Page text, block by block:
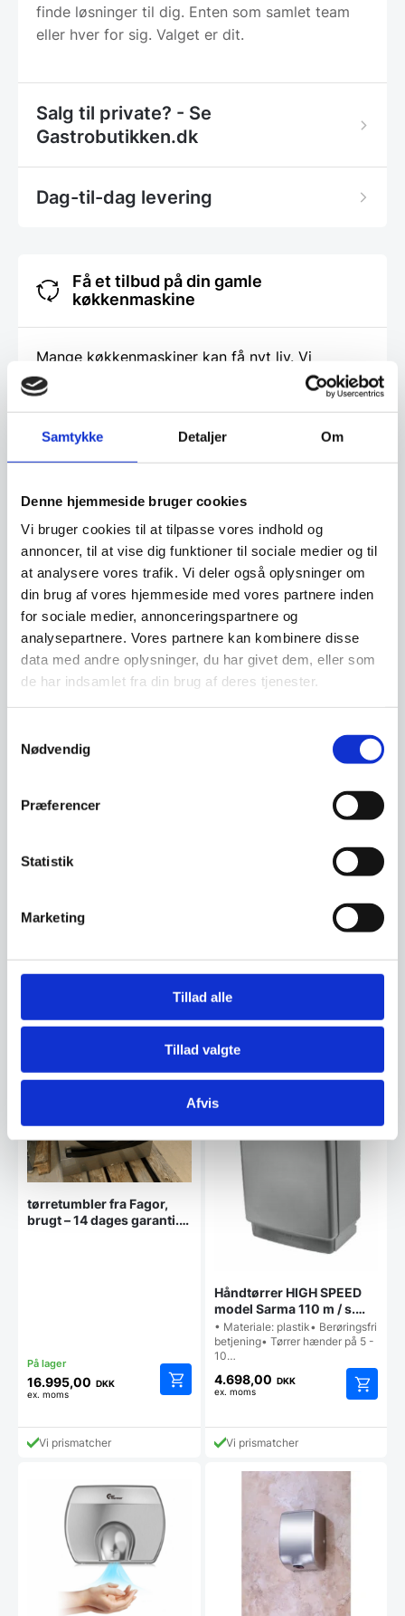
Samtykke Detaljer Om
Denne hjemmeside bruger cookies
Vi bruger cookies til at tilpasse vores indhold og
annoncer, til at vise dig funktioner til sociale medier og til
at analysere vores trafik. Vi deler også oplysninger om
din brug af vores hjemmeside med vores partnere inden
for sociale medier, annonceringspartnere og
analysepartnere. Vores partnere kan kombinere disse
data med andre oplysninger, du har givet dem, eller som
de har indsamlet fra din brug af deres tjenester.
Nødvendig
Præferencer
Statistik
Marketing
Tillad alle
Tillad valgte
Afvis
finde løsninger til dig. Enten som samlet team
eller hver for sig. Valget er dit.
Salg til private? - Se
Gastrobutikken.dk
Dag-til-dag levering
Få et tilbud på din gamle
køkkenmaskine
Mange køkkenmaskiner kan få nyt liv. Vi
tilbagekøber hvert år mange maskiner af alle
fabrikater, som vi renoverer og sælger igen. Få
Finansiering
Ønsker du at få dine varer finansieret har vi
både eget finansieringsselskab samt eksterne
samarbejdspartnere. Du findes vores beregner
og ansøgningsskema her:
Relaterede varer
tørretumbler fra Fagor,
brugt – 14 dages garanti.
16.995,00 DKK
ex. moms
Vi prismatcher
Håndtørrer HIGH SPEED
model Sarma 110 m / s.
Tørrer hænderne på 5-10
sek.
• Materiale: plastik• Berøringsfri
betjening• Tørrer hænder på 5 -
10…
4.698,00 DKK
ex. moms
Vi prismatcher